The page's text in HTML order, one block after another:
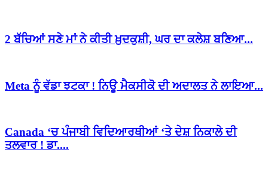
2 ਬੱਚਿਆਂ ਸਣੇ ਮਾਂ ਨੇ ਕੀਤੀ ਖ਼ੁਦਕੁਸ਼ੀ, ਘਰ ਦਾ ਕਲੇਸ਼ ਬਣਿਆ...
Meta ਨੂੰ ਵੱਡਾ ਝਟਕਾ ! ਨਿਊ ਮੈਕਸੀਕੋ ਦੀ ਅਦਾਲਤ ਨੇ ਲਾਇਆ...
Canada ‘ਚ ਪੰਜਾਬੀ ਵਿਦਿਆਰਥੀਆਂ ‘ਤੇ ਦੇਸ਼ ਨਿਕਾਲੇ ਦੀ
ਤਲਵਾਰ ! ਡਾ....